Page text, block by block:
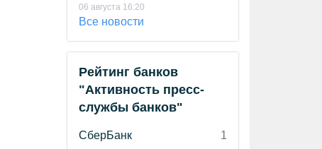
06 августа 16:20
Все новости
Рейтинг банков
"Активность пресс-
службы банков"
СберБанк
1